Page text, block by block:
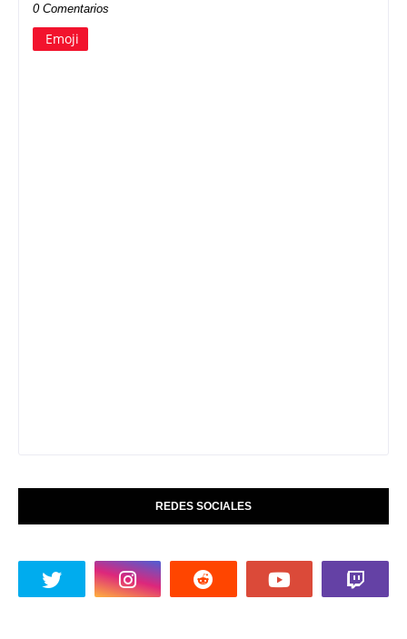
0 Comentarios
Emoji
REDES SOCIALES